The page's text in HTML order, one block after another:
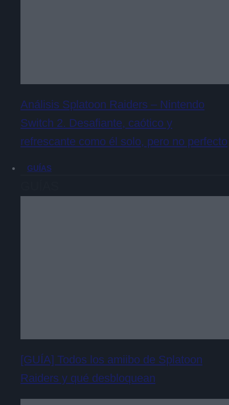
Análisis Splatoon Raiders – Nintendo
Switch 2. Desafiante, caótico y
refrescante como él solo, pero no perfecto
GUÍAS
[GUÍA] Todos los amiibo de Splatoon
Raiders y qué desbloquean